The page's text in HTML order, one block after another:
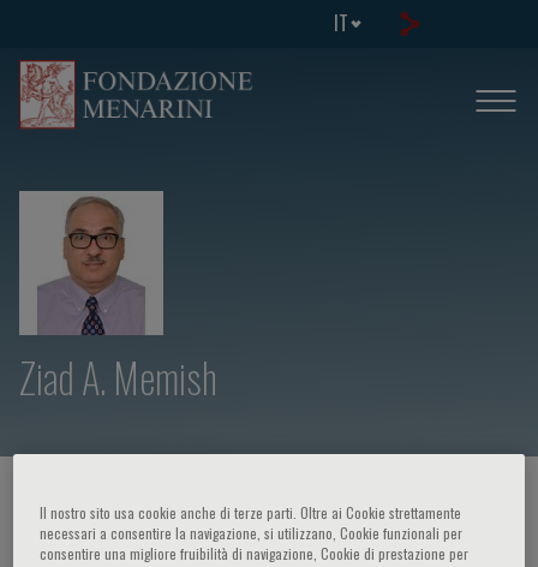
IT
Ziad A. Memish
HOME PAGE CORSI ED EVENTI / RELATORE
Il nostro sito usa cookie anche di terze parti. Oltre ai Cookie strettamente
necessari a consentire la navigazione, si utilizzano, Cookie funzionali per
consentire una migliore fruibilità di navigazione, Cookie di prestazione per